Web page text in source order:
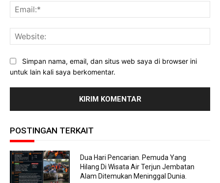
Simpan nama, email, dan situs web saya di browser ini
untuk lain kali saya berkomentar.
POSTINGAN TERKAIT
Dua Hari Pencarian. Pemuda Yang
Hilang Di Wisata Air Terjun Jembatan
Alam Ditemukan Meninggal Dunia.